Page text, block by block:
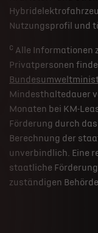
Nutzungsprofil und
c Alle Informationen
Privatpersonen
Mindesthaltedauer
Monaten bei KM-
Förderung durch
Berechnung der
unverbindlich. Eine
staatliche
zuständigen